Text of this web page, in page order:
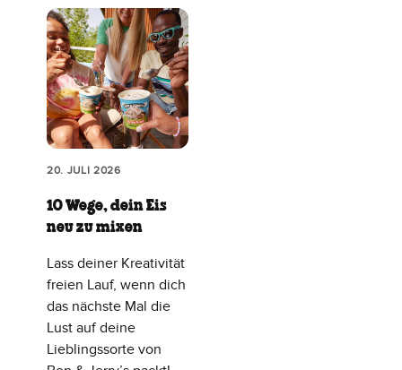
20. JULI 2026
10 Wege, dein Eis
neu zu mixen
Lass deiner Kreativität
freien Lauf, wenn dich
das nächste Mal die
Lust auf deine
Lieblingssorte von